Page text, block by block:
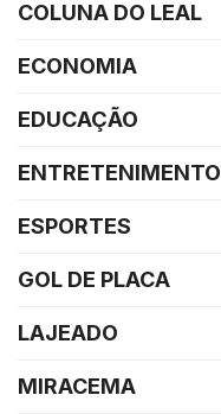
COLUNA DO LEAL
ECONOMIA
EDUCAÇÃO
ENTRETENIMENTO
ESPORTES
GOL DE PLACA
LAJEADO
MIRACEMA